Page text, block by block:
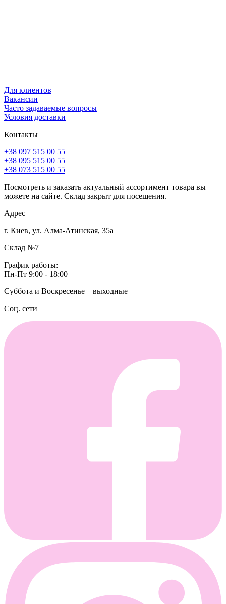
Для клиентов
Вакансии
Часто задаваемые вопросы
Условия доставки
Контакты
+38 097 515 00 55
+38 095 515 00 55
+38 073 515 00 55
Посмотреть и заказать актуальный ассортимент товара вы
можете на сайте. Склад закрыт для посещения.
Адрес
г. Киев, ул. Алма-Атинская, 35а
Склад №7
График работы:
Пн-Пт 9:00 - 18:00
Суббота и Воскресенье – выходные
Соц. сети